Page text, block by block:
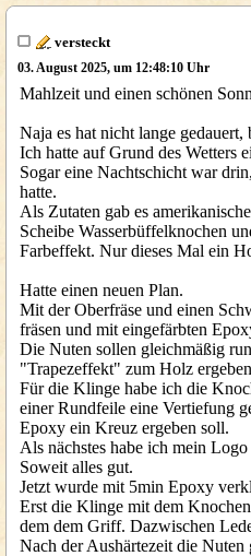
versteckt
03. August 2025, um 12:48:10 Uhr
Mahlzeit und einen schönen
Naja es hat nicht lange
Ich hatte auf Grund des Wetters
Sogar eine Nachtschicht war
hatte.
Als Zutaten gab es
Scheibe Wasserbüffelknochen
Farbeffekt. Nur dieses Mal ein
Hatte einen neuen Plan.
Mit der Oberfräse und einen
fräsen und mit eingefärbten
Die Nuten sollen gleichmäßig
"Trapezeffekt" zum Holz
Für die Klinge habe ich die
einer Rundfeile eine Vertiefung
Epoxy ein Kreuz ergeben soll.
Als nächstes habe ich mein
Soweit alles gut.
Jetzt wurde mit 5min Epoxy
Erst die Klinge mit dem
dem dem Griff. Dazwischen
Nach der Aushärtezeit die